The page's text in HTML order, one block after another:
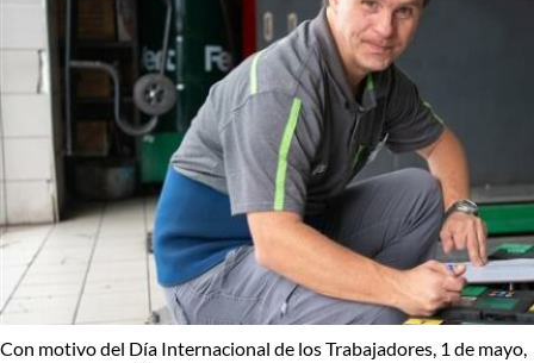
Con motivo del Día Internacional de los Trabajadores , 1 de mayo,